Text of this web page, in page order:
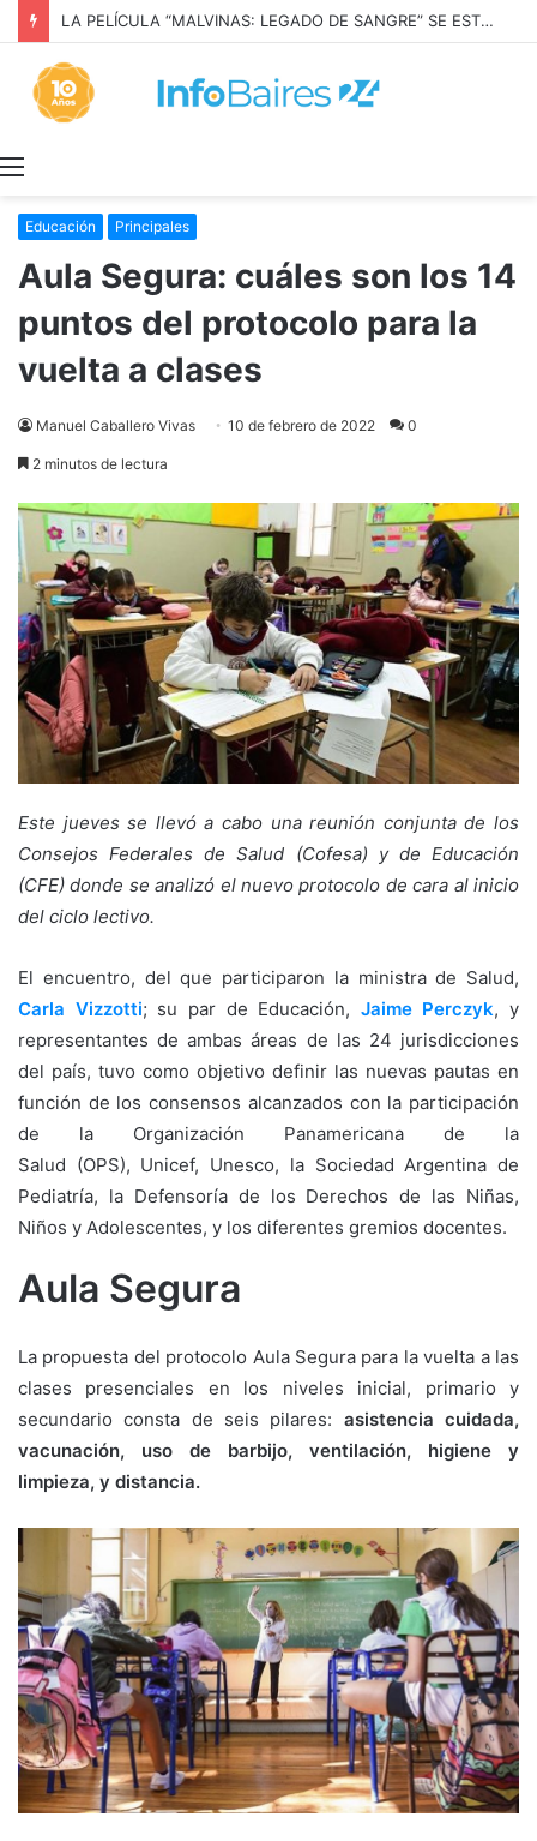
LA PELÍCULA “MALVINAS: LEGADO DE SANGRE” SE ESTRENARÁ EN PRIME VIDEO
Educación Principales
Aula Segura: cuáles son los 14
puntos del protocolo para la
vuelta a clases
Manuel Caballero Vivas 10 de febrero de 2022 0
2 minutos de lectura
Este jueves se llevó a cabo una reunión conjunta de los
Consejos Federales de Salud (Cofesa) y de Educación
(CFE) donde se analizó el nuevo protocolo de cara al inicio
del ciclo lectivo.
El encuentro, del que participaron la ministra de Salud,
Carla Vizzotti; su par de Educación, Jaime Perczyk, y
representantes de ambas áreas de las 24 jurisdicciones
del país, tuvo como objetivo definir las nuevas pautas en
función de los consensos alcanzados con la participación
de la Organización Panamericana de la
Salud (OPS), Unicef, Unesco, la Sociedad Argentina de
Pediatría, la Defensoría de los Derechos de las Niñas,
Niños y Adolescentes, y los diferentes gremios docentes.
Aula Segura
La propuesta del protocolo Aula Segura para la vuelta a las
clases presenciales en los niveles inicial, primario y
secundario consta de seis pilares: asistencia cuidada,
vacunación, uso de barbijo, ventilación, higiene y
limpieza, y distancia.